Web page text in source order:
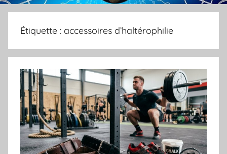
Étiquette : accessoires d’haltérophilie